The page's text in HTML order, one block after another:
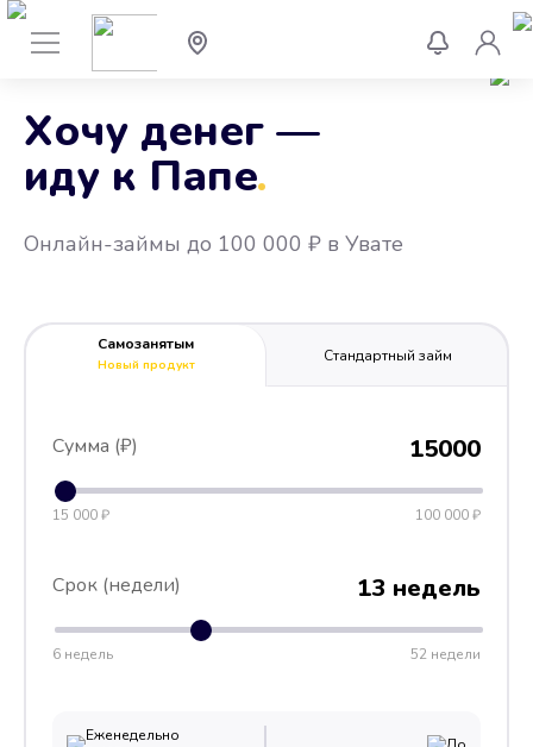
Хочу денег —
иду к Папе
.
Онлайн-займы до 100 000 ₽ в Увате
Самозанятым
Новый продукт
Стандартный займ
Сумма (₽) 15000
15 000 ₽ 100 000 ₽
Срок (недели) 13 недель
6 недель 52 недели
Еженедельно